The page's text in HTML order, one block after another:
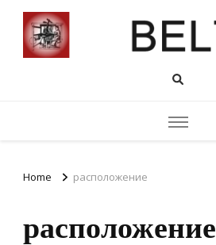
Home расположение
расположение